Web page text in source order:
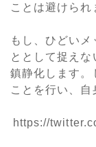
ことは避けられ
もし、ひどい
ととして捉え
鎮静化します。
ことを行い、自
https://